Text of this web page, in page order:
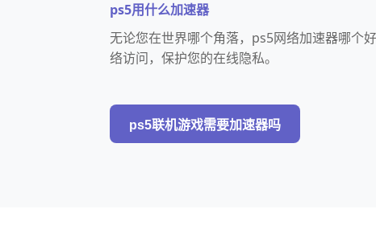
ps5用什么加速器
无论您在世界哪个角落，ps5网络加速器哪个
络访问，保护您的在线隐私。
ps5联机游戏需要加速器吗